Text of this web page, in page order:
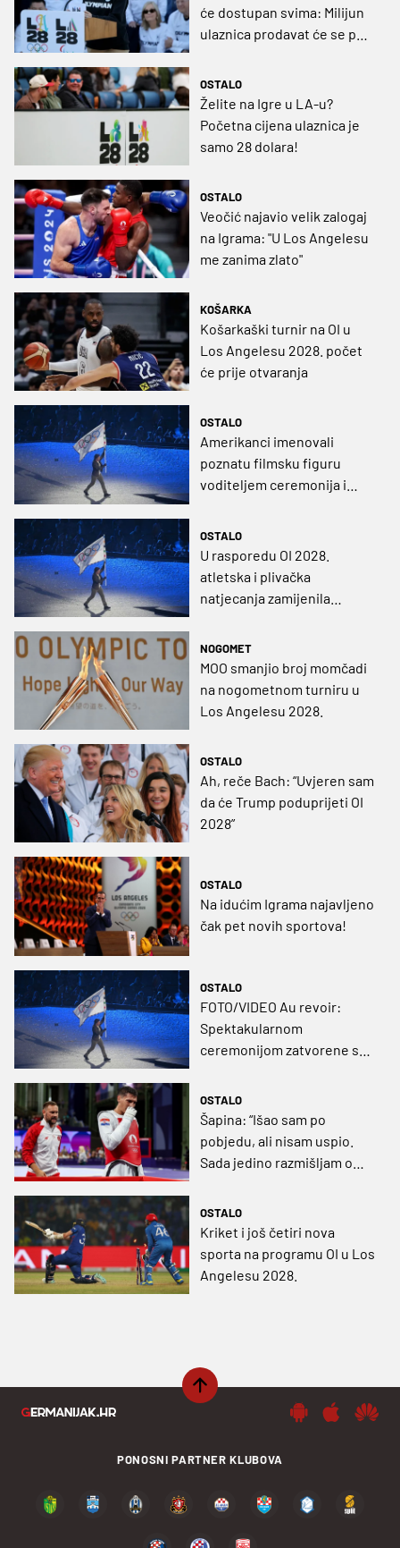
će dostupan svima: Milijun
ulaznica prodavat će se po
OSTALO
Želite na Igre u LA-u?
Početna cijena ulaznica je
samo 28 dolara!
OSTALO
Veočić najavio velik zalogaj
na Igrama: "U Los Angelesu
me zanima zlato"
KOŠARKA
Košarkaški turnir na OI u
Los Angelesu 2028. počet
će prije otvaranja
OSTALO
Amerikanci imenovali
poznatu filmsku figuru
voditeljem ceremonija i
OSTALO
U rasporedu OI 2028.
atletska i plivačka
natjecanja zamijenila
NOGOMET
MOO smanjio broj momčadi
na nogometnom turniru u
Los Angelesu 2028.
OSTALO
Ah, reče Bach: “Uvjeren sam
da će Trump poduprijeti OI
2028”
OSTALO
Na idućim Igrama najavljeno
čak pet novih sportova!
OSTALO
FOTO/VIDEO Au revoir:
Spektakularnom
ceremonijom zatvorene su
OSTALO
Šapina: “Išao sam po
pobjedu, ali nisam uspio.
Sada jedino razmišljam o
OSTALO
Kriket i još četiri nova
sporta na programu OI u Los
Angelesu 2028.
PONOSNI PARTNER KLUBOVA